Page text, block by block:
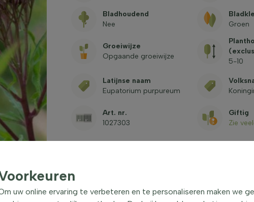
Bladhoudend
Nee
Groen
Groeiwijze
Opgaande groeiwijze
5-10
Latijnse naam
Eupatorium purpureum
Art. nr.
1027303
Giftig
Zie
uw online ervaring te verbeteren en te personaliseren maken we